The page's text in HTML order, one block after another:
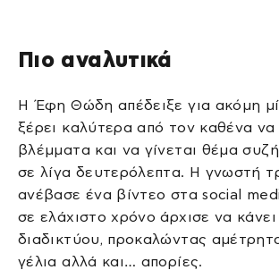
Πιο αναλυτικά
Η Έφη Θώδη απέδειξε για ακόμη
ξέρει καλύτερα από τον καθένα
βλέμματα και να γίνεται θέμα
σε λίγα δευτερόλεπτα. Η γνωστή
ανέβασε ένα βίντεο στα social
σε ελάχιστο χρόνο άρχισε να
διαδικτύου, προκαλώντας
γέλια αλλά και… απορίες.